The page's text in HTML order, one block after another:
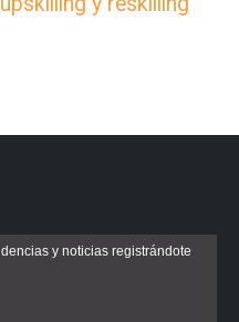
y noticias registrándote